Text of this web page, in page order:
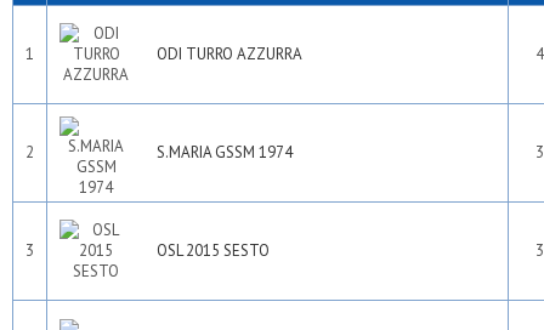
1 ODI TURRO AZZURRA
2 S.MARIA GSSM 1974
3 OSL 2015 SESTO